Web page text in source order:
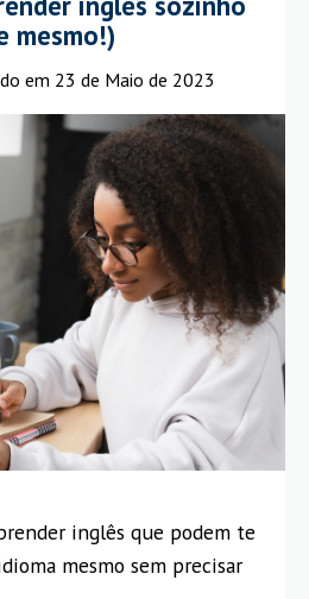
mesmo!)
em 23 de Maio de 2023
inglês que podem te
mesmo sem precisar